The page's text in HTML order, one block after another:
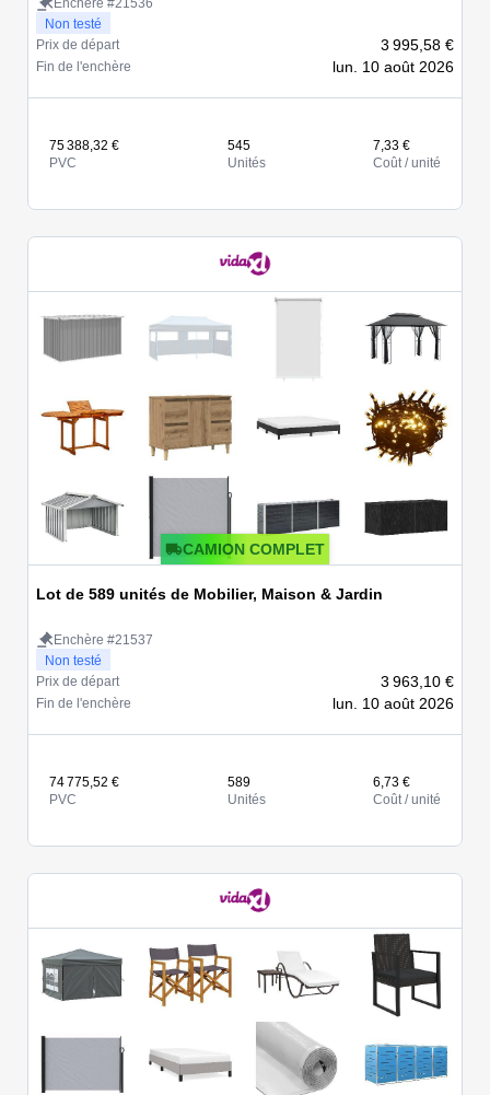
Enchère #21536
Non testé
Prix de départ
3 995,58 €
Fin de l'enchère lun. 10 août 2026
75 388,32 €
PVC
545
Unités
7,33 €
Coût / unité
CAMION COMPLET
Lot de 589 unités de Mobilier, Maison & Jardin
Enchère #21537
Non testé
Prix de départ
3 963,10 €
Fin de l'enchère lun. 10 août 2026
74 775,52 €
PVC
589
Unités
6,73 €
Coût / unité